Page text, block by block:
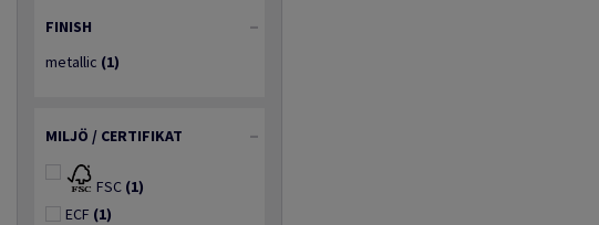
FINISH
metallic (1)
MILJÖ / CERTIFIKAT
FSC (1)
ECF (1)